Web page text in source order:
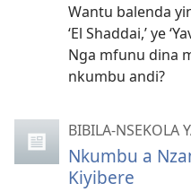
Wantu balenda
‘El Shaddai,’ ye
Nga mfunu dina
nkumbu andi?
BIBILA-NSEKOLA
Nkumbu a
Kiyibere